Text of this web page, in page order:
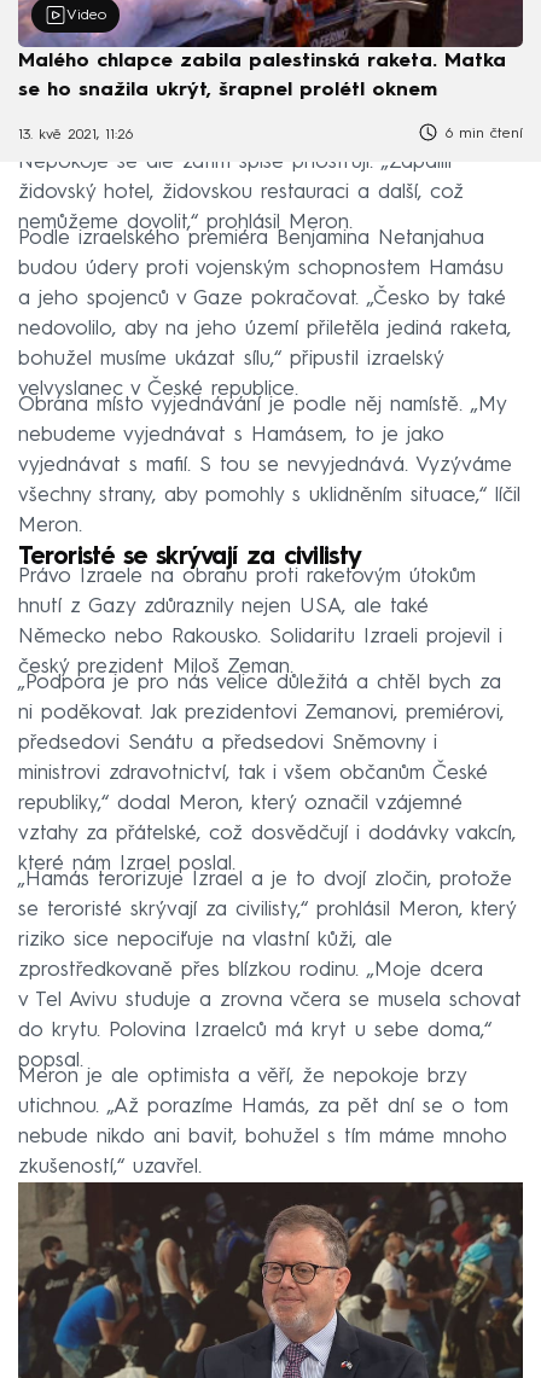
Video
Malého chlapce zabila palestinská raketa. Matka
se ho snažila ukrýt, šrapnel prolétl oknem
13. kvě 2021, 11:26 6 min čtení
Nepokoje se ale zatím spíše přiostřují. „Zapálili
židovský hotel, židovskou restauraci a další, což
nemůžeme dovolit,“ prohlásil Meron.
Podle izraelského premiéra Benjamina Netanjahua
budou údery proti vojenským schopnostem Hamásu
a jeho spojenců v Gaze pokračovat. „Česko by také
nedovolilo, aby na jeho území přiletěla jediná raketa,
bohužel musíme ukázat sílu,“ připustil izraelský
velvyslanec v České republice.
Obrana místo vyjednávání je podle něj namístě. „My
nebudeme vyjednávat s Hamásem, to je jako
vyjednávat s mafií. S tou se nevyjednává. Vyzýváme
všechny strany, aby pomohly s uklidněním situace,“ líčil
Meron.
Teroristé se skrývají za civilisty
Právo Izraele na obranu proti raketovým útokům
hnutí z Gazy zdůraznily nejen USA, ale také
Německo nebo Rakousko. Solidaritu Izraeli projevil i
český prezident Miloš Zeman.
„Podpora je pro nás velice důležitá a chtěl bych za
ni poděkovat. Jak prezidentovi Zemanovi, premiérovi,
předsedovi Senátu a předsedovi Sněmovny i
ministrovi zdravotnictví, tak i všem občanům České
republiky,“ dodal Meron, který označil vzájemné
vztahy za přátelské, což dosvědčují i dodávky vakcín,
které nám Izrael poslal.
„Hamás terorizuje Izrael a je to dvojí zločin, protože
se teroristé skrývají za civilisty,“ prohlásil Meron, který
riziko sice nepociťuje na vlastní kůži, ale
zprostředkovaně přes blízkou rodinu. „Moje dcera
v Tel Avivu studuje a zrovna včera se musela schovat
do krytu. Polovina Izraelců má kryt u sebe doma,“
popsal.
Meron je ale optimista a věří, že nepokoje brzy
utichnou. „Až porazíme Hamás, za pět dní se o tom
nebude nikdo ani bavit, bohužel s tím máme mnoho
zkušeností,“ uzavřel.